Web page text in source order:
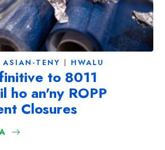
ASIAN-TENY HWALU
to 8011
ho an'ny ROPP
Closures